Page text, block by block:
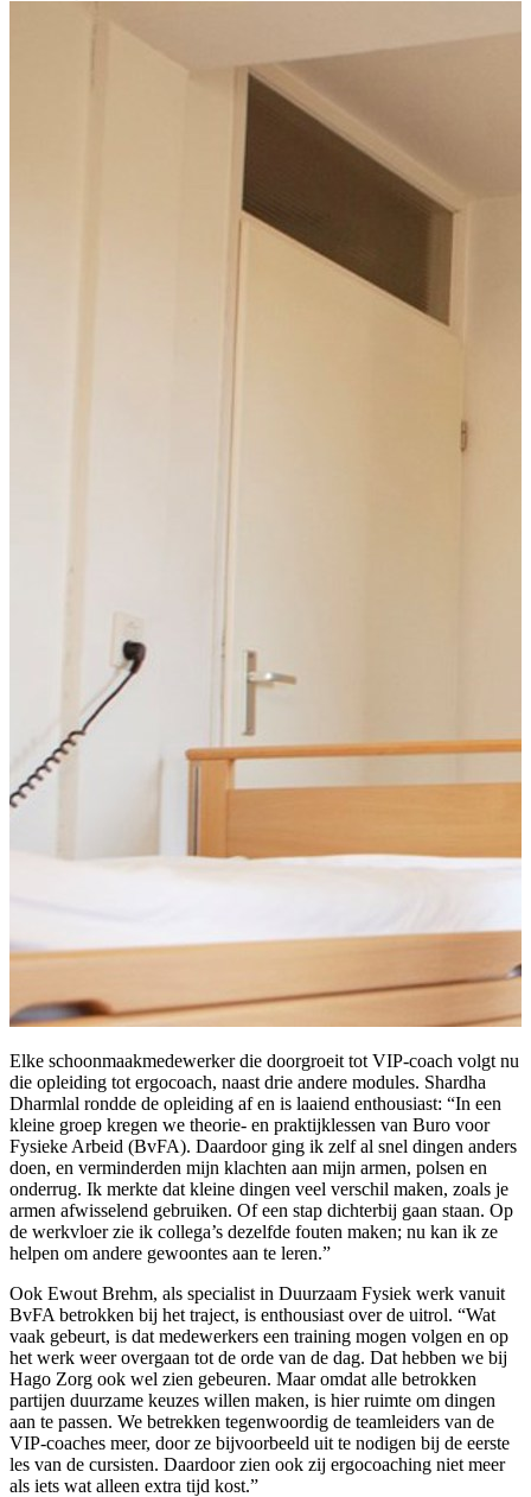
Elke schoonmaakmedewerker die doorgroeit tot VIP-coach volgt nu
die opleiding tot ergocoach, naast drie andere modules. Shardha
Dharmlal rondde de opleiding af en is laaiend enthousiast: “In een
kleine groep kregen we theorie- en praktijklessen van Buro voor
Fysieke Arbeid (BvFA). Daardoor ging ik zelf al snel dingen anders
doen, en verminderden mijn klachten aan mijn armen, polsen en
onderrug. Ik merkte dat kleine dingen veel verschil maken, zoals je
armen afwisselend gebruiken. Of een stap dichterbij gaan staan. Op
de werkvloer zie ik collega’s dezelfde fouten maken; nu kan ik ze
helpen om andere gewoontes aan te leren.”
Ook Ewout Brehm, als specialist in Duurzaam Fysiek werk vanuit
BvFA betrokken bij het traject, is enthousiast over de uitrol. “Wat
vaak gebeurt, is dat medewerkers een training mogen volgen en op
het werk weer overgaan tot de orde van de dag. Dat hebben we bij
Hago Zorg ook wel zien gebeuren. Maar omdat alle betrokken
partijen duurzame keuzes willen maken, is hier ruimte om dingen
aan te passen. We betrekken tegenwoordig de teamleiders van de
VIP-coaches meer, door ze bijvoorbeeld uit te nodigen bij de eerste
les van de cursisten. Daardoor zien ook zij ergocoaching niet meer
als iets wat alleen extra tijd kost.”